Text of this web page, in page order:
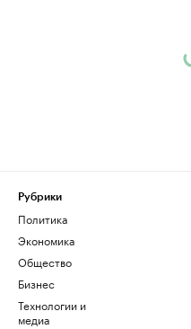
Рубрики
Политика
Экономика
Общество
Бизнес
Технологии и
медиа